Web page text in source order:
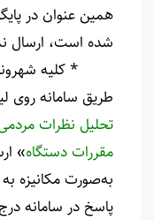
همین عنوان در
‌شده است، ارسال
* کلیه
طریق سامانه‌ روی
تحلیل نظرات
مقررات دستگاه»
به‌صورت مکانیزه
پاسخ در سامانه